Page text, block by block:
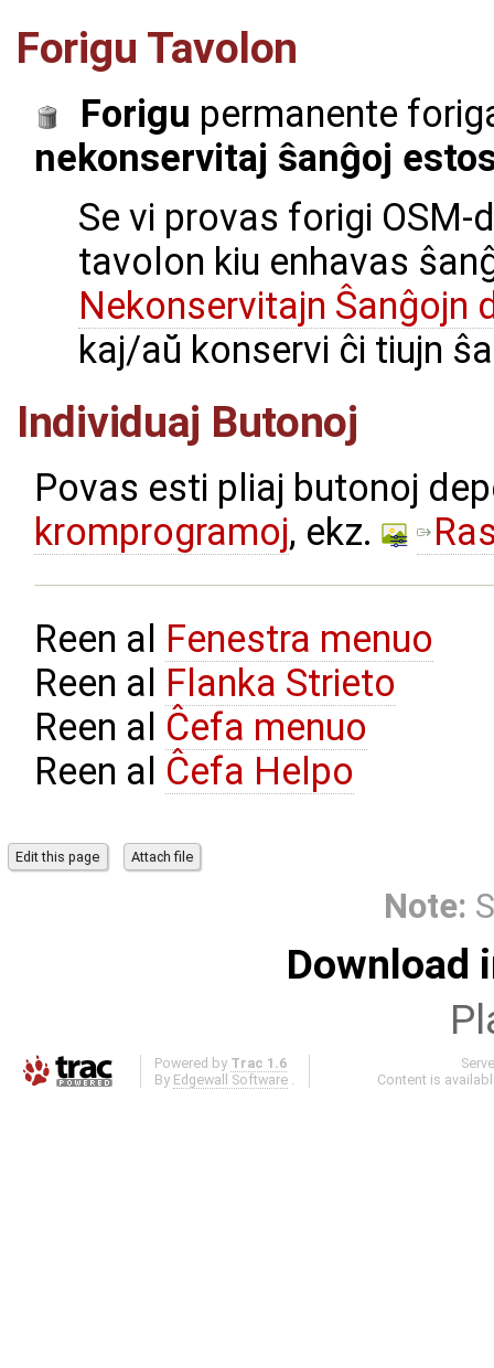
Forigu Tavolon
Forigu permanente
nekonservitaj ŝanĝoj
Se vi provas forigi
tavolon kiu enhavas
Nekonservitajn Ŝanĝojn
kaj/aŭ konservi ĉi tiujn
Individuaj Butonoj
Povas esti pliaj butonoj
kromprogramoj, ekz.
Reen al Fenestra menuo
Reen al Flanka Strieto
Reen al Ĉefa menuo
Reen al Ĉefa Helpo
Note:
Download
Powered by Trac 1.6
By Edgewall Software
Content is